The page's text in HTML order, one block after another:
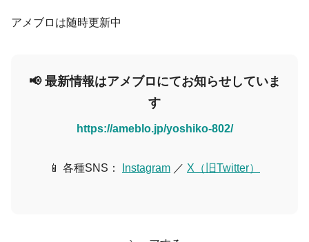
アメブロは随時更新中
📢 最新情報はアメブロにてお知らせしていま
す
https://ameblo.jp/yoshiko-802/
📱 各種SNS： Instagram ／ X（旧Twitter）